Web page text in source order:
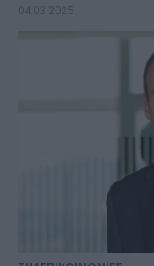
04.03.2025